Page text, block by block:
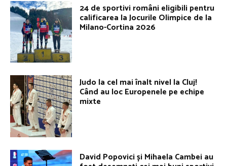
24 de sportivi români eligibili pentru
calificarea la Jocurile Olimpice de la
Milano-Cortina 2026
Judo la cel mai înalt nivel la Cluj!
Când au loc Europenele pe echipe
mixte
David Popovici și Mihaela Cambei au